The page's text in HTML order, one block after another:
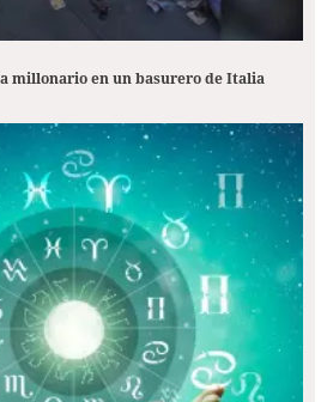
millonario en un basurero de Italia